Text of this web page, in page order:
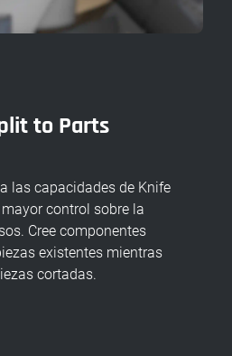
to Parts
las capacidades de Knife
control sobre la
Cree componentes
existentes mientras
cortadas.